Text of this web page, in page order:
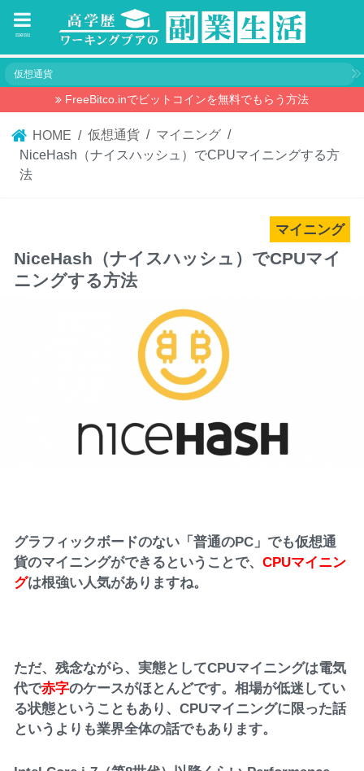
menu
仮想通貨
FreeBitco.inでビットコインを無料でもらう方法
HOME 仮想通貨
マイニング
NiceHash（ナイスハッシュ）でCPUマイニングする方
法
マイニング
NiceHash（ナイスハッシュ）でCPUマイ
ニングする方法
グラフィックボードのない「普通のPC」でも仮想通
貨のマイニングができるということで、CPUマイニン
グは根強い人気がありますね。
ただ、残念ながら、実態としてCPUマイニングは電気
代で赤字のケースがほとんどです。相場が低迷してい
る状態ということもあり、CPUマイニングに限った話
というよりも業界全体の話でもあります。